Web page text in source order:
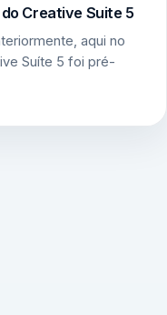
Creative Suite 5
aqui no
Suíte 5 foi pré-